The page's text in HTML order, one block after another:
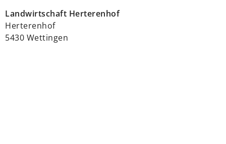
Landwirtschaft Herterenhof
Herterenhof
5430 Wettingen